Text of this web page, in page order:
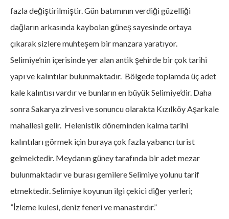
fazla değiştirilmiştir. Gün batımının verdiği güzelliği
dağların arkasında kaybolan güneş sayesinde ortaya
çıkarak sizlere muhteşem bir manzara yaratıyor.
Selimiye’nin içerisinde yer alan antik şehirde bir çok tarihi
yapı ve kalıntılar bulunmaktadır. Bölgede toplamda üç adet
kale kalıntısı vardır ve bunların en büyük Selimiye’dir. Daha
sonra Sakarya zirvesi ve sonuncu olarakta Kızılköy Aşarkale
mahallesi gelir. Helenistik döneminden kalma tarihi
kalıntıları görmek için buraya çok fazla yabancı turist
gelmektedir. Meydanın güney tarafında bir adet mezar
bulunmaktadır ve burası gemilere Selimiye yolunu tarif
etmektedir. Selimiye koyunun ilgi çekici diğer yerleri;
”İzleme kulesi, deniz feneri ve manastırdır.”